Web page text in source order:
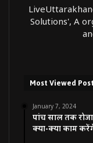
Solutions', A
Most Viewed
January 7, 2024
पांच साल तक
क्या-क्या काम